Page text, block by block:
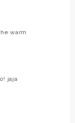
warm
jaja